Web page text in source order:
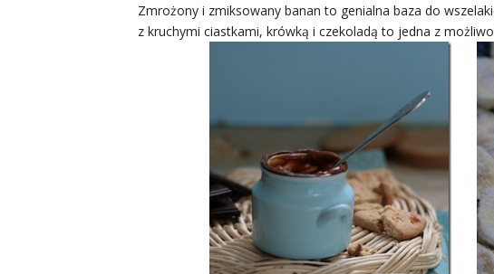
Zmrożony i zmiksowany banan to genialna baza do
z kruchymi ciastkami, krówką i czekoladą to jedna z